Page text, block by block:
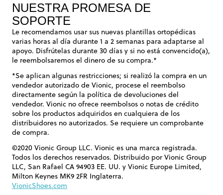
NUESTRA PROMESA DE
SOPORTE
Le recomendamos usar sus nuevas plantillas ortopédicas
varias horas al día durante 1 a 2 semanas para adaptarse al
apoyo. Disfrútelas durante 30 días y si no está convencido(a),
le reembolsaremos el dinero de su compra.*
*Se aplican algunas restricciones; si realizó la compra en un
vendedor autorizado de Vionic, procese el reembolso
directamente según la política de devoluciones del
vendedor. Vionic no ofrece reembolsos o notas de crédito
sobre los productos adquiridos en cualquiera de los
distribuidores no autorizados. Se requiere un comprobante
de compra.
©2020 Vionic Group LLC. Vionic es una marca registrada.
Todos los derechos reservados. Distribuido por Vionic Group
LLC, San Rafael CA 94903 EE. UU. y Vionic Europe Limited,
Milton Keynes MK9 2FR Inglaterra.
VionicShoes.com